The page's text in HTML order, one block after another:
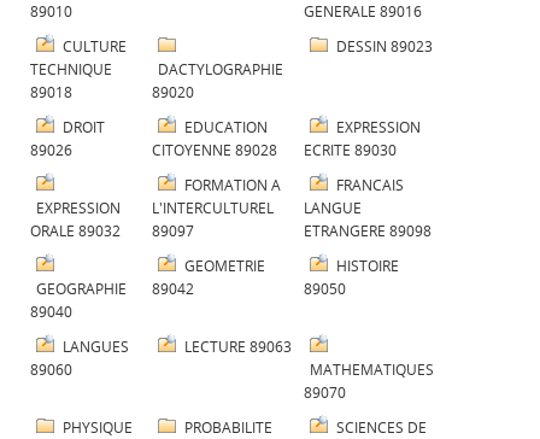
89010
GENERALE 89016
CULTURE
TECHNIQUE
89018
DACTYLOGRAPHIE
89020
DESSIN 89023
DROIT
89026
EDUCATION
CITOYENNE 89028
EXPRESSION
ECRITE 89030
EXPRESSION
ORALE 89032
FORMATION A
L'INTERCULTUREL
89097
FRANCAIS
LANGUE
ETRANGERE 89098
GEOGRAPHIE
89040
GEOMETRIE
89042
HISTOIRE
89050
LANGUES
89060
LECTURE 89063
MATHEMATIQUES
89070
PHYSIQUE
PROBABILITE
SCIENCES DE